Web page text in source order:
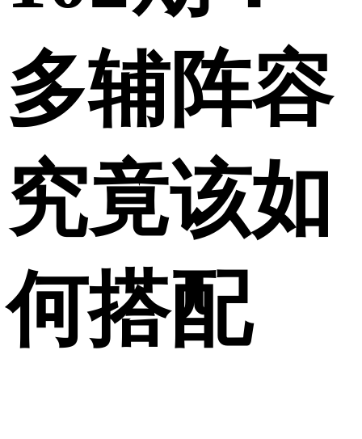
多辅阵容
究竟该如
何搭配